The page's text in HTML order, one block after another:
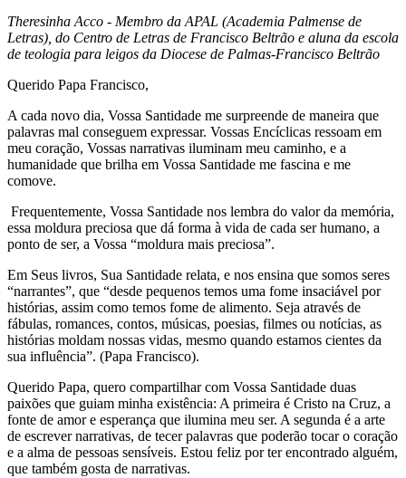
Theresinha Acco - Membro da APAL (Academia Palmense de
Letras), do Centro de Letras de Francisco Beltrão e aluna da escola
de teologia para leigos da Diocese de Palmas-Francisco Beltrão
Querido Papa Francisco,
A cada novo dia, Vossa Santidade me surpreende de maneira que
palavras mal conseguem expressar. Vossas Encíclicas ressoam em
meu coração, Vossas narrativas iluminam meu caminho, e a
humanidade que brilha em Vossa Santidade me fascina e me
comove.
Frequentemente, Vossa Santidade nos lembra do valor da memória,
essa moldura preciosa que dá forma à vida de cada ser humano, a
ponto de ser, a Vossa “moldura mais preciosa”.
Em Seus livros, Sua Santidade relata, e nos ensina que somos seres
“narrantes”, que “desde pequenos temos uma fome insaciável por
histórias, assim como temos fome de alimento. Seja através de
fábulas, romances, contos, músicas, poesias, filmes ou notícias, as
histórias moldam nossas vidas, mesmo quando estamos cientes da
sua influência”. (Papa Francisco).
Querido Papa, quero compartilhar com Vossa Santidade duas
paixões que guiam minha existência: A primeira é Cristo na Cruz, a
fonte de amor e esperança que ilumina meu ser. A segunda é a arte
de escrever narrativas, de tecer palavras que poderão tocar o coração
e a alma de pessoas sensíveis. Estou feliz por ter encontrado alguém,
que também gosta de narrativas.